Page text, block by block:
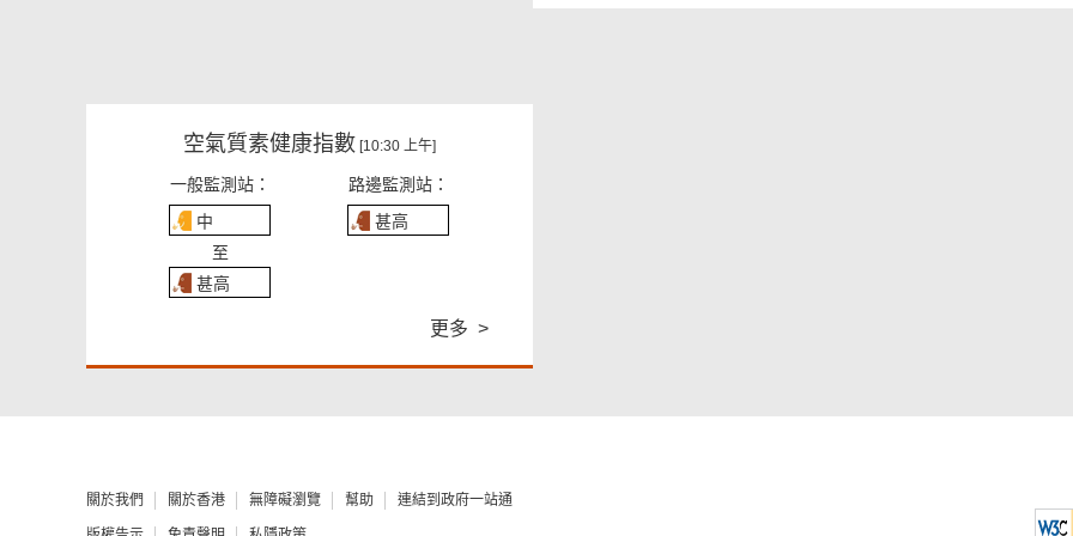
空氣質素健康指數 [10:30 上午]
一般監測站：
中
至
甚高
路邊監測站：
甚高
更多 >
關於我們 關於香港 無障礙瀏覽 幫助 連結到政府一站通